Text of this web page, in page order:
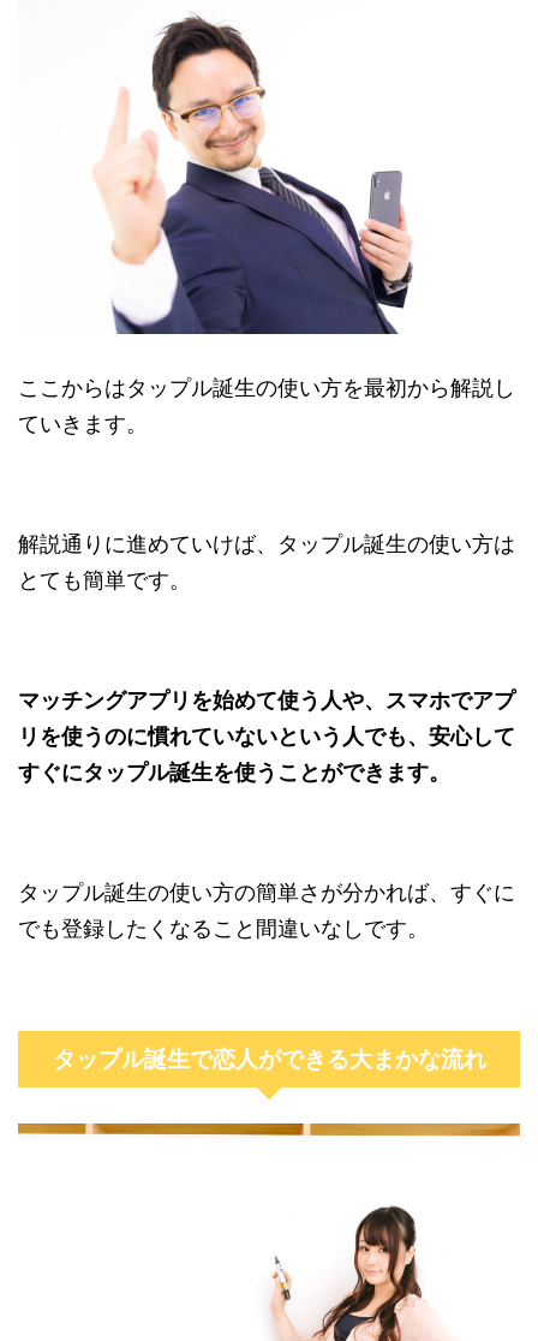
ここからはタップル誕生の使い方を最初から解説し
ていきます。
解説通りに進めていけば、タップル誕生の使い方は
とても簡単です。
マッチングアプリを始めて使う人や、スマホでアプ
リを使うのに慣れていないという人でも、安心して
すぐにタップル誕生を使うことができます。
タップル誕生の使い方の簡単さが分かれば、すぐに
でも登録したくなること間違いなしです。
タップル誕生で恋人ができる大まかな流れ